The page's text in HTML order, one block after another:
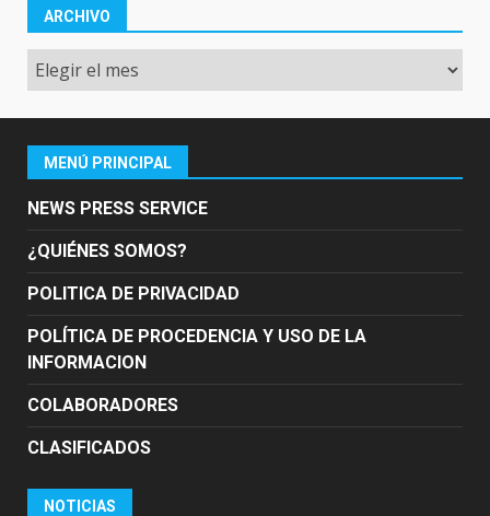
ARCHIVO
Archivo
MENÚ PRINCIPAL
NEWS PRESS SERVICE
¿QUIÉNES SOMOS?
POLITICA DE PRIVACIDAD
POLÍTICA DE PROCEDENCIA Y USO DE LA
INFORMACION
COLABORADORES
CLASIFICADOS
NOTICIAS